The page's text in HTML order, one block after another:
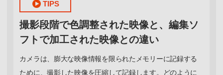
TIPS
撮影段階で色調整された映像と、編集ソ
フトで加工された映像との違い
カメラは、膨大な映像情報を限られたメモリーに記録する
ために、撮影した映像を圧縮して記録します。どのように